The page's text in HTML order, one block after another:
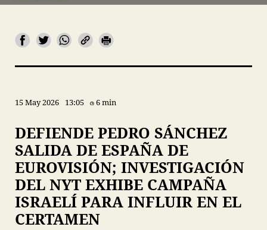
15 May 2026 13:05 6 min
DEFIENDE PEDRO SÁNCHEZ
SALIDA DE ESPAÑA DE
EUROVISIÓN; INVESTIGACIÓN
DEL NYT EXHIBE CAMPAÑA
ISRAELÍ PARA INFLUIR EN EL
CERTAMEN